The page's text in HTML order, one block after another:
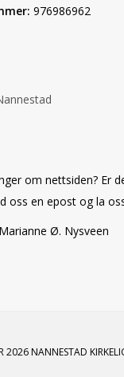
976986962
om nettsiden? Er
oss en epost og la
Ø. Nysveen
2026 NANNESTAD